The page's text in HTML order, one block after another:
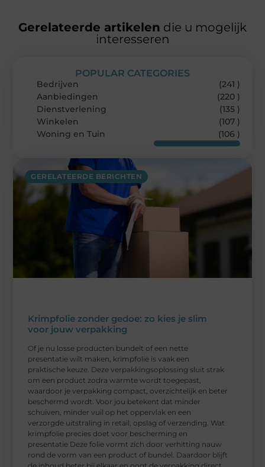
Gerelateerde artikelen die u mogelijk
interesseren
GERELATEERDE BERICHTEN
Krimpfolie zonder gedoe: zo kies je slim
voor jouw verpakking
Of je nu losse producten bundelt of een nette
presentatie wilt maken, krimpfolie is vaak een
praktische keuze. Deze verpakkingsoplossing sluit strak
om een product zodra warmte wordt toegepast,
waardoor je verpakking compact, overzichtelijk en beter
beschermd wordt. Voor jou betekent dat minder
schuiven, minder vuil op het oppervlak en een
verzorgde uitstraling in retail, opslag of verzending. Wat
krimpfolie precies doet voor bescherming en
presentatie Deze folie vormt zich door verhitting nauw
rond de vorm van een product of bundel. Daardoor blijft
POPULAR CATEGORIES
Bedrijven
(241 )
Aanbiedingen
(220 )
Dienstverlening
(135 )
Winkelen
(107 )
Woning en Tuin
(106 )